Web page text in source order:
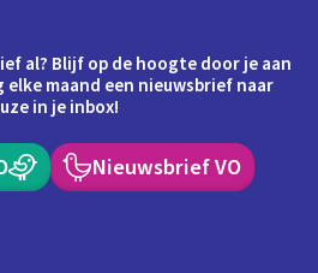
al? Blijf op de hoogte door je aan
maand een nieuwsbrief naar
in je inbox!
Nieuwsbrief VO